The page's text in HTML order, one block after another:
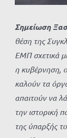
Σημείωση
θέση της
ΕΜΠ σχετικά
η κυβέρνηση,
καλούν τα
απαιτούν να
την ιστορική
της ύπαρξής